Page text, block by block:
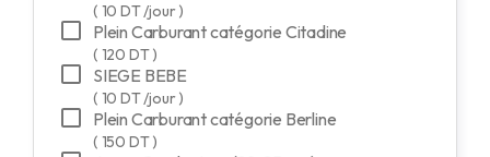
( 10 DT /jour )
Plein Carburant catégorie Citadine
( 120 DT )
SIEGE BEBE
( 10 DT /jour )
Plein Carburant catégorie Berline
( 150 DT )